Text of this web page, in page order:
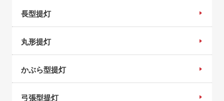
長型提灯
丸形提灯
かぶら型提灯
弓張型提灯